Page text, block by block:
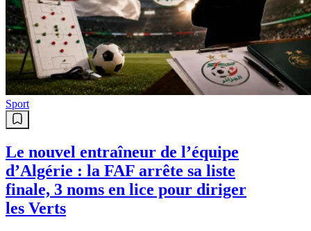
Sport
Le nouvel entraîneur de l’équipe
d’Algérie : la FAF arrête sa liste
finale, 3 noms en lice pour diriger
les Verts